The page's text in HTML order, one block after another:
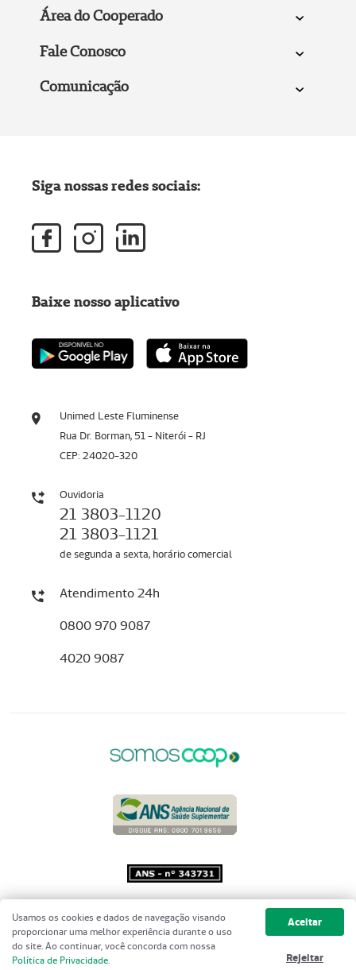
Área do Cooperado
Fale Conosco
Comunicação
Unimed Leste Fluminense
Rua Dr. Borman, 51 - Niterói - RJ
CEP: 24020-320
Ouvidoria
21 3803-1120
21 3803-1121
de segunda a sexta, horário comercial
Atendimento 24h
0800 970 9087
4020 9087
Siga nossas redes sociais:
Baixe nosso aplicativo
Copyright 2001 - 2026 Unimed do
Brasil - Todos os direitos reservados
Usamos os cookies e dados de navegação visando
proporcionar uma melhor experiência durante o uso
do site. Ao continuar, você concorda com nossa
Política de Privacidade.
Aceitar
Rejeitar